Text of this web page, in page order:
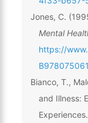
Jones, C.
Mental
https://
Bianco, T.,
and Illness:
Experiences.